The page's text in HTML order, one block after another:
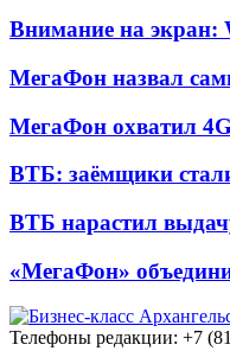
Внимание на экран:
МегаФон назвал
МегаФон охватил
ВТБ: заёмщики
ВТБ нарастил
«МегаФон»
Телефоны редакции: +7